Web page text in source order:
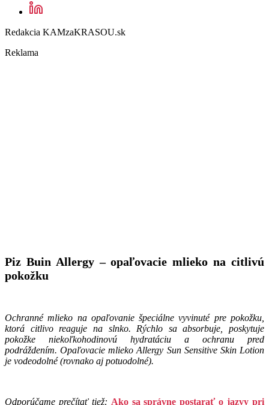
Redakcia KAMzaKRASOU.sk
Reklama
Piz Buin Allergy – opaľovacie mlieko na citlivú
pokožku
Ochranné mlieko na opaľovanie špeciálne vyvinuté pre pokožku,
ktorá citlivo reaguje na slnko. Rýchlo sa absorbuje, poskytuje
pokožke niekoľkohodinovú hydratáciu a ochranu pred
podráždením. Opaľovacie mlieko Allergy Sun Sensitive Skin Lotion
je vodeodolné (rovnako aj potuodolné).
Odporúčame prečítať tiež: Ako sa správne postarať o jazvy pri